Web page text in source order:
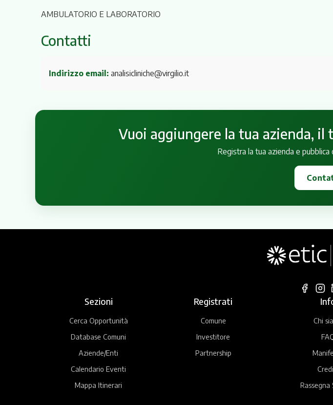
AMBULATORIO E LABORATORIO
Contatti
Indirizzo email: analisicliniche@virgilio.it
Vuoi aggiungere la tua azienda,
Registra la tua azienda e
Sezioni
Cerca Opportunità
Database Comuni
Aziende/Enti
Calendario Eventi
Mappa Itinerari
Registrati
Comune
Investitore
Partnership
Chi
Rassegna